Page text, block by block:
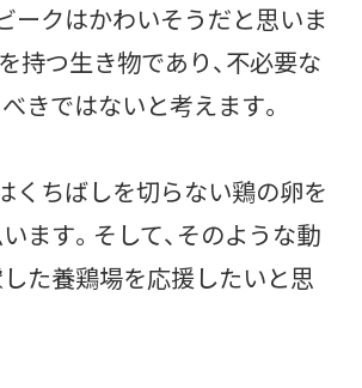
ークはかわいそうだと思いま
持つ生き物であり、不必要な
きではないと考えます。
くちばしを切らない鶏の卵を
ます。そして、そのような動
た養鶏場を応援したいと思